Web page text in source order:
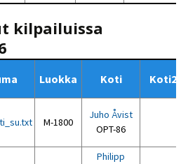
kilpailuissa
Luokka Koti Koti2
M-1800
Juho Åvist
OPT-86
Philipp